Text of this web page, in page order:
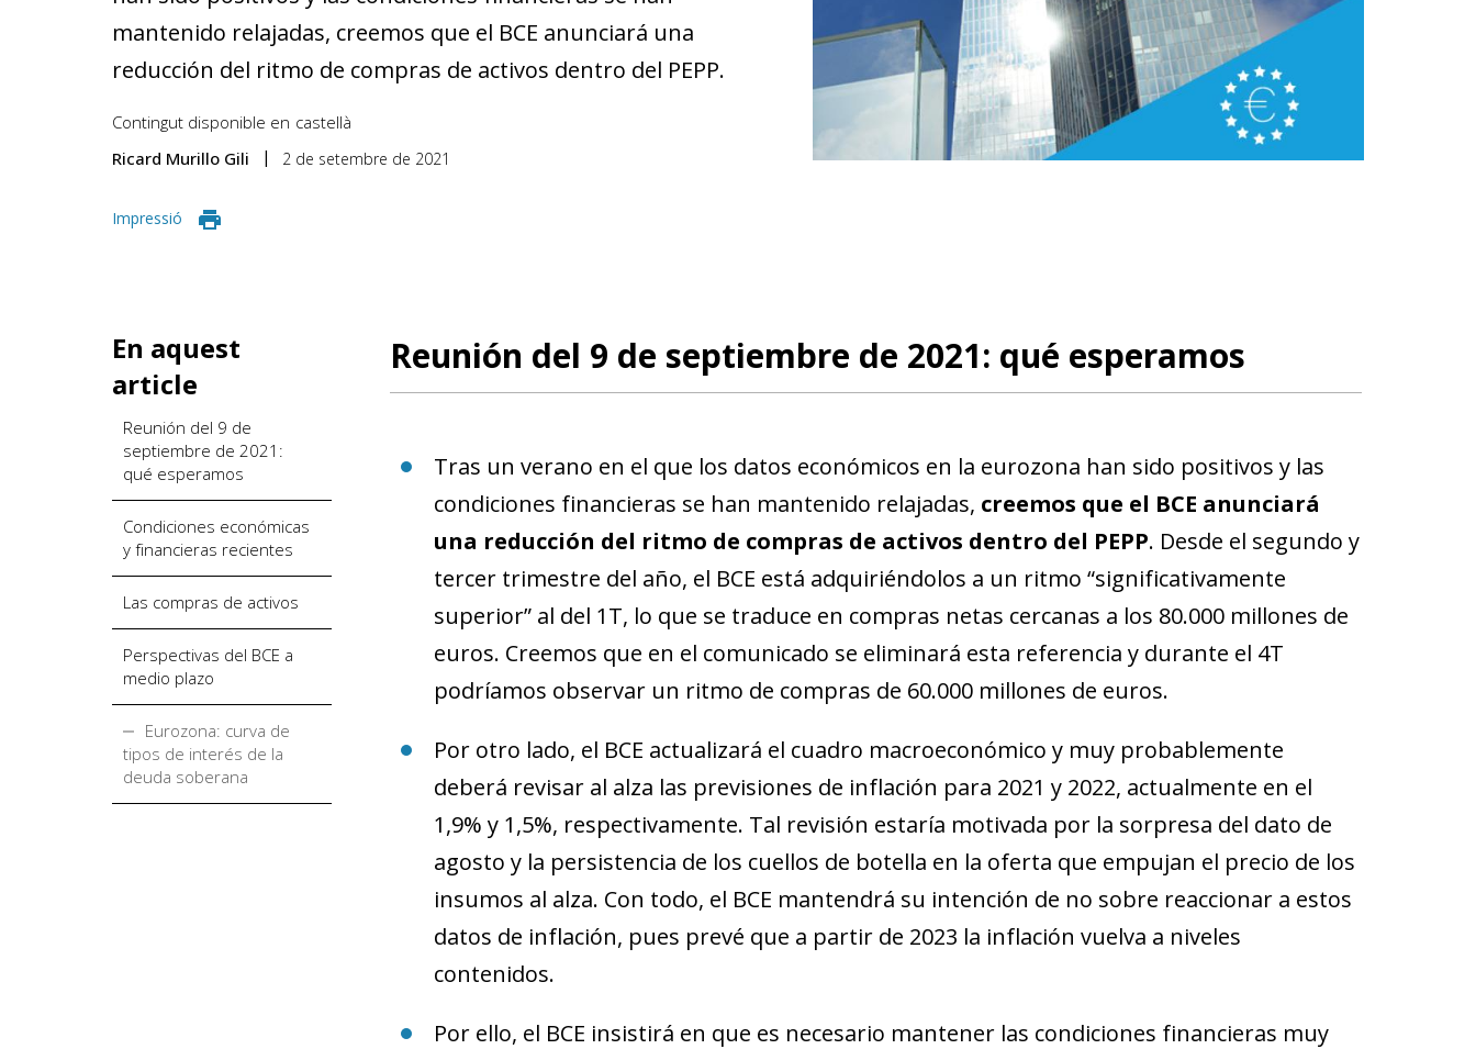
mantenido relajadas, creemos que el BCE anunciará una
reducción del ritmo de compras de activos dentro del PEPP.
Contingut disponible en castellà
Ricard Murillo Gili
2 de setembre de 2021
Impressió
En aquest
article
Reunión del 9 de
septiembre de 2021:
qué esperamos
Condiciones económicas
y financieras recientes
Las compras de activos
Perspectivas del BCE a
medio plazo
Eurozona: curva de
tipos de interés de la
deuda soberana
Reunión del 9 de septiembre de 2021: qué esperamos
Tras un verano en el que los datos económicos en la eurozona han sido positivos y las
condiciones financieras se han mantenido relajadas, creemos que el BCE anunciará
una reducción del ritmo de compras de activos dentro del PEPP. Desde el segundo y
tercer trimestre del año, el BCE está adquiriéndolos a un ritmo “significativamente
superior” al del 1T, lo que se traduce en compras netas cercanas a los 80.000 millones de
euros. Creemos que en el comunicado se eliminará esta referencia y durante el 4T
podríamos observar un ritmo de compras de 60.000 millones de euros.
Por otro lado, el BCE actualizará el cuadro macroeconómico y muy probablemente
deberá revisar al alza las previsiones de inflación para 2021 y 2022, actualmente en el
1,9% y 1,5%, respectivamente. Tal revisión estaría motivada por la sorpresa del dato de
agosto y la persistencia de los cuellos de botella en la oferta que empujan el precio de los
insumos al alza. Con todo, el BCE mantendrá su intención de no sobre reaccionar a estos
datos de inflación, pues prevé que a partir de 2023 la inflación vuelva a niveles
contenidos.
Por ello, el BCE insistirá en que es necesario mantener las condiciones financieras muy